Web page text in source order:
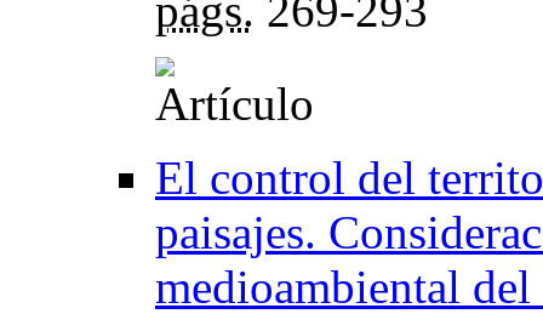
El control del
paisajes.
medioambiental